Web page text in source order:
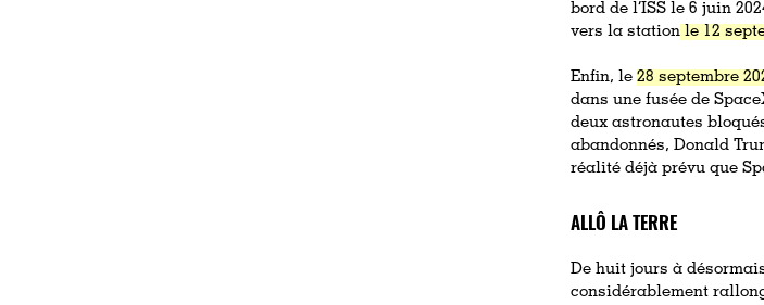
bord de l’ISS le 6 juin
vers la station le 12
Enfin, le28 septembre
dans une fusée de
deux astronautes
abandonnés, Donald
réalité déjà prévu que
ALLÔ LA TERRE
De huit jours à
considérablement